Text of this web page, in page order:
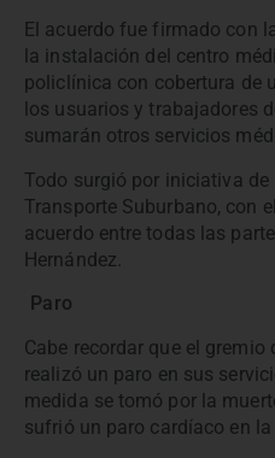
El acuerdo fue firmado con
la instalación del centro
policlínica con cobertura de
los usuarios y trabajadores
sumarán otros servicios
Todo surgió por iniciativa de
Transporte Suburbano, con
acuerdo entre todas las
Hernández.
Paro
Cabe recordar que el gremio
realizó un paro en sus
medida se tomó por la
sufrió un paro cardíaco en la